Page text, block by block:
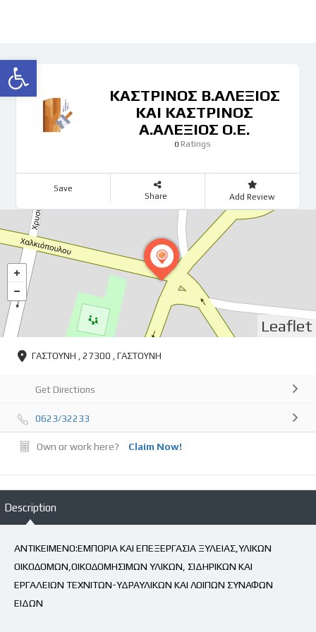
Ανοίξτε τη γραμμή εργαλείων
ΚΑΣΤΡΙΝΟΣ Β.ΑΛΕΞΙΟΣ
ΚΑΙ ΚΑΣΤΡΙΝΟΣ
Α.ΑΛΕΞΙΟΣ Ο.Ε.
0Ratings
Save
Share Add Review
Leaflet
ΓΑΣΤΟΥΝΗ , 27300 , ΓΑΣΤΟΥΝΗ
Get Directions
0623/32233
Own or work here? Claim Now!
Description
ΑΝΤΙΚΕΙΜΕΝΟ:ΕΜΠΟΡΙΑ ΚΑΙ ΕΠΕΞΕΡΓΑΣΙΑ ΞΥΛΕΙΑΣ,ΥΛΙΚΩΝ
ΟΙΚΟΔΟΜΩΝ,ΟΙΚΟΔΟΜΗΣΙΜΩΝ ΥΛΙΚΩΝ, ΣΙΔΗΡΙΚΩΝ ΚΑΙ
ΕΡΓΑΛΕΙΩΝ ΤΕΧΝΙΤΩΝ-ΥΔΡΑΥΛΙΚΩΝ ΚΑΙ ΛΟΙΠΩΝ ΣΥΝΑΦΩΝ
ΕΙΔΩΝ